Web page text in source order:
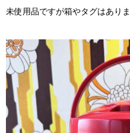
未使用品ですが箱やタグはあり